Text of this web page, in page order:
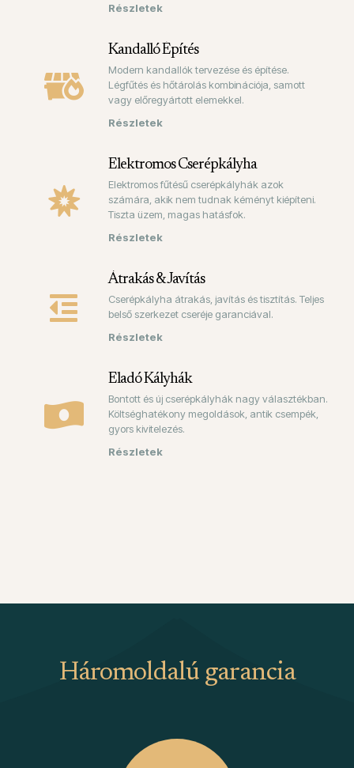
Kandalló Építés
Modern kandallók tervezése és építése.
Légfűtés és hőtárolás kombinációja, samott
vagy előregyártott elemekkel.
Elektromos Cserépkályha
Elektromos fűtésű cserépkályhák azok
számára, akik nem tudnak kéményt kiépíteni.
Tiszta üzem, magas hatásfok.
Átrakás & Javítás
Cserépkályha átrakás, javítás és tisztítás. Teljes
belső szerkezet cseréje garanciával.
Eladó Kályhák
Bontott és új cserépkályhák nagy választékban.
Költséghatékony megoldások, antik csempék,
gyors kivitelezés.
Háromoldalú garancia